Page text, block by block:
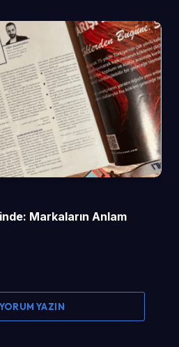
Markaların Anlam
YAZIN